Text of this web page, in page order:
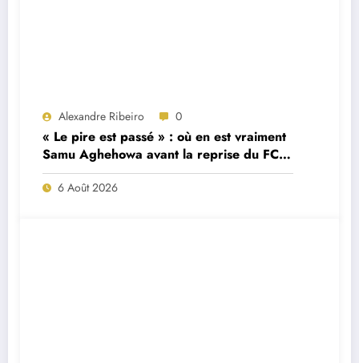
Alexandre Ribeiro 0
« Le pire est passé » : où en est vraiment
Samu Aghehowa avant la reprise du FC
Porto ?
6 Août 2026